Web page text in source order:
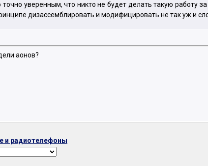
уверенным, что никто не будет делать такую работу
дизассемблировать и модифицировать не так уж и
аонов?
и радиотелефоны